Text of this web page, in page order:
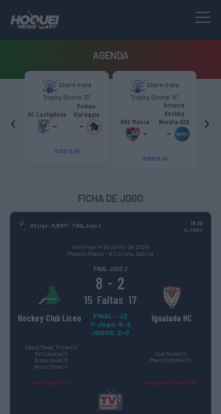
AGENDA
Skate Italia
Trophy Girone “D”
HC Castiglione
-
Pumas
Viareggio
-
19/09 18:00
Skate Italia
Trophy Girone "A"
HRC Monza
-
Azzurra
Hockey
Novara ASD
-
19/09 19:45
‹ ›
FICHA DE JOGO
OK Liga - PLAYOFF- FINAL Jogo 2
19:30
14 JUNHO
domingo 14 de junho de 2026
Palacio Riazor - A Coruña, Galicia
FINAL JOGO 2
Hockey Club Liceo
8 - 2
15 Faltas 17
FINAL - J2
1º Jogo: 8-2
JOGOS: 2-0
Igualada HC
David "Dava" Torres (3)
Nil Cervera (1)
Arnau Xaus (3)
Nuno Paiva (1)
Joel Roma (1)
Marc González (1)
Blai Roca ® (2) Arnau Martínez ® (8)